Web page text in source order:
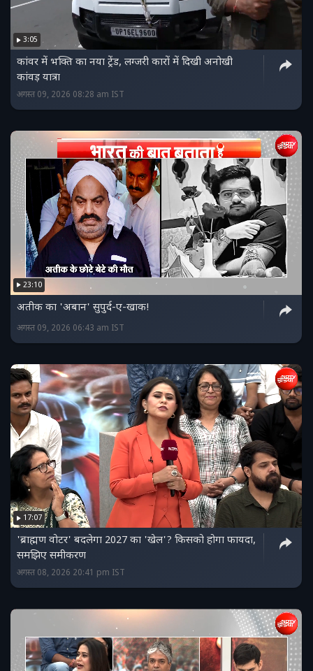
3:05
कांवर में भक्ति का नया ट्रेंड, लग्जरी कारों में दिखी अनोखी
कांवड़ यात्रा
अगस्त 09, 2026 08:28 am IST
23:10
अतीक का 'अबान' सुपुर्द-ए-खाक!
अगस्त 09, 2026 06:43 am IST
17:07
'ब्राह्मण वोटर' बदलेगा 2027 का 'खेल'? किसको होगा फायदा,
समझिए समीकरण
अगस्त 08, 2026 20:41 pm IST